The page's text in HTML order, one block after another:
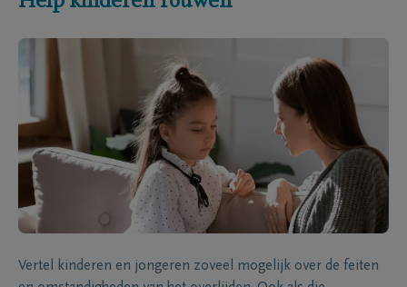
Vertel kinderen en jongeren zoveel mogelijk over de feiten